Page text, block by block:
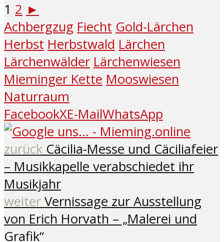
1 2 ►
Achbergzug Fiecht Gold-Lärchen
Herbst Herbstwald Lärchen
Lärchenwälder Lärchenwiesen
Mieminger Kette Mooswiesen
Naturraum
FacebookXE-MailWhatsApp
zurück Cäcilia-Messe und Cäciliafeier
– Musikkapelle verabschiedet ihr
Musikjahr
weiter Vernissage zur Ausstellung
von Erich Horvath – „Malerei und
Grafik“